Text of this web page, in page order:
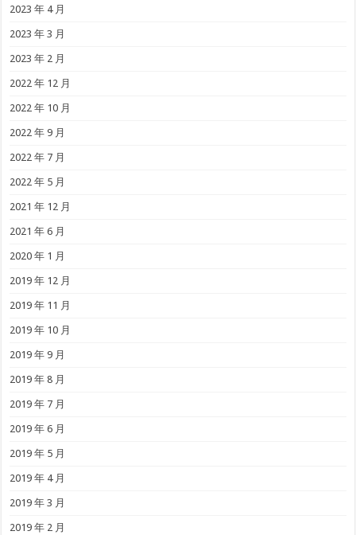
2023 年 4 月
2023 年 3 月
2023 年 2 月
2022 年 12 月
2022 年 10 月
2022 年 9 月
2022 年 7 月
2022 年 5 月
2021 年 12 月
2021 年 6 月
2020 年 1 月
2019 年 12 月
2019 年 11 月
2019 年 10 月
2019 年 9 月
2019 年 8 月
2019 年 7 月
2019 年 6 月
2019 年 5 月
2019 年 4 月
2019 年 3 月
2019 年 2 月